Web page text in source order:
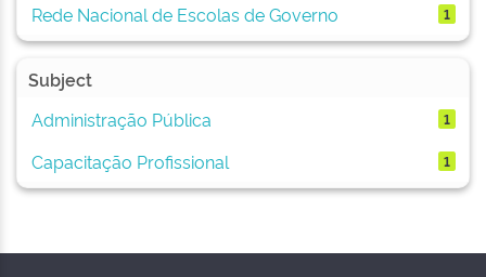
Rede Nacional de Escolas de Governo 1
Subject
Administração Pública
1
Capacitação Profissional 1